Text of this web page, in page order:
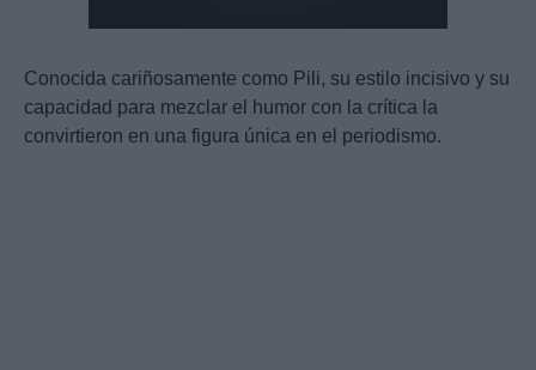
Conocida cariñosamente como Pili, su estilo incisivo y su
capacidad para mezclar el humor con la crítica la
convirtieron en una figura única en el periodismo.